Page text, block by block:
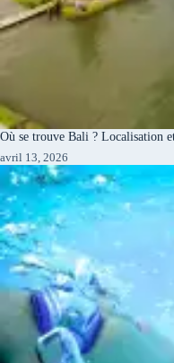
Où se trouve Bali ? Localisation
avril 13, 2026